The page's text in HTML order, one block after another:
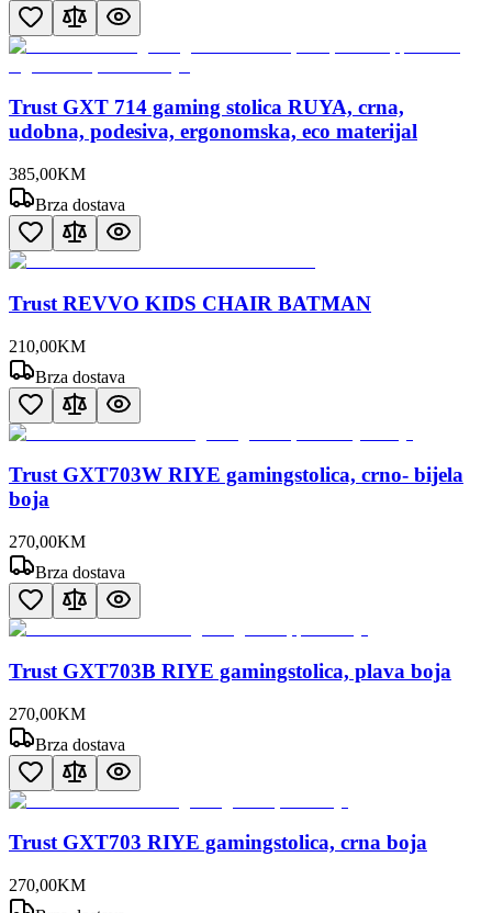
Trust GXT 714 gaming stolica RUYA, crna,
udobna, podesiva, ergonomska, eco materijal
385,00KM
Brza dostava
Trust REVVO KIDS CHAIR BATMAN
210,00KM
Brza dostava
Trust GXT703W RIYE gamingstolica, crno- bijela
boja
270,00KM
Brza dostava
Trust GXT703B RIYE gamingstolica, plava boja
270,00KM
Brza dostava
Trust GXT703 RIYE gamingstolica, crna boja
270,00KM